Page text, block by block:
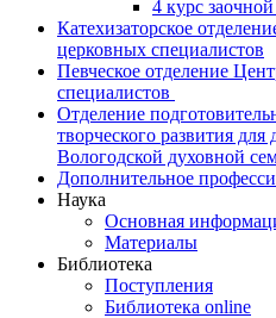
4 курс
Катехизаторское
церковных специалистов
Певческое отделение
специалистов
Отделение
творческого развития
Вологодской духовной
Дополнительное
Наука
Основная
Материалы
Библиотека
Поступления
Библиотека online